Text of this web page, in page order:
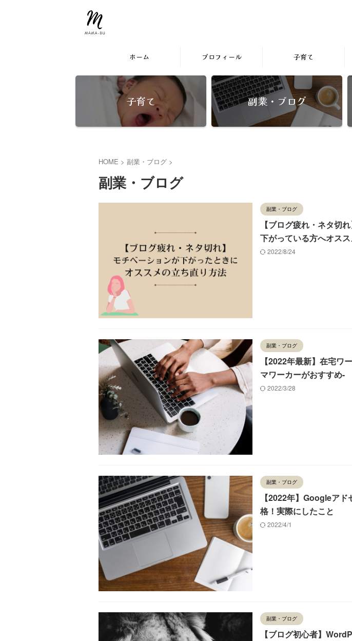
ホーム プロフィール 子育て
子育て 副業・ブログ
HOME > 副業・ブログ >
副業・ブログ
副業・ブログ
【ブログ疲れ・ネタ切
下がっている方へオス
2022/8/24
副業・ブログ
【2022年最新】在宅ワ
マワーカーがおすすめ-
2022/3/28
副業・ブログ
【2022年】Googleア
格！実際にしたこと
2022/4/1
副業・ブログ
【ブログ初心者】